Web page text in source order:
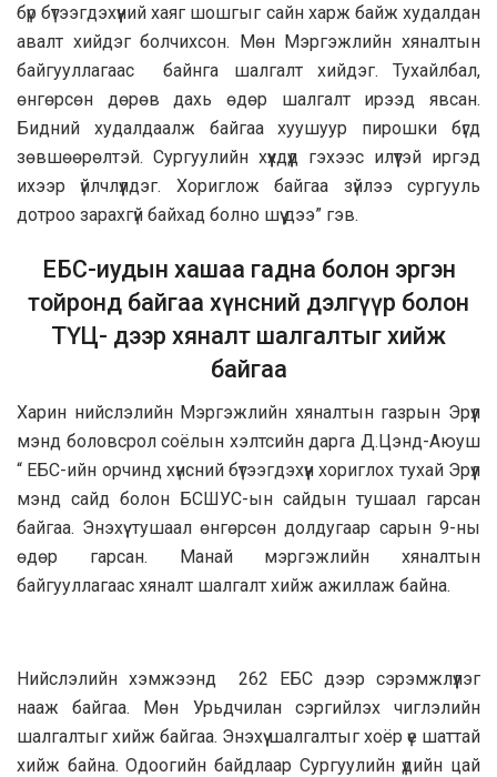
бүр бүтээгдэхүүний хаяг шошгыг сайн харж байж худалдан
авалт хийдэг болчихсон. Мөн Мэргэжлийн хяналтын
байгууллагаас байнга шалгалт хийдэг. Тухайлбал,
өнгөрсөн дөрөв дахь өдөр шалгалт ирээд явсан.
Бидний худалдаалж байгаа хуушуур пирошки бүгд
зөвшөөрөлтэй. Сургуулийн хүүхдүүд гэхээс илүүтэй иргэд
ихээр үйлчлүүлдэг. Хориглож байгаа зүйлээ сургууль
дотроо зарахгүй байхад болно шүү дээ” гэв.
ЕБС-иудын хашаа гадна болон эргэн
тойронд байгаа хүнсний дэлгүүр болон
ТҮЦ- дээр хяналт шалгалтыг хийж
байгаа
Харин нийслэлийн Мэргэжлийн хяналтын газрын Эрүүл
мэнд боловсрол соёлын хэлтсийн дарга Д.Цэнд-Аюуш
“ ЕБС-ийн орчинд хүнсний бүтээгдэхүүн хориглох тухай Эрүүл
мэнд сайд болон БСШУС-ын сайдын тушаал гарсан
байгаа. Энэхүү тушаал өнгөрсөн долдугаар сарын 9-ны
өдөр гарсан. Манай мэргэжлийн хяналтын
байгууллагаас хяналт шалгалт хийж ажиллаж байна.
Нийслэлийн хэмжээнд 262 ЕБС дээр сэрэмжлүүлэг
нааж байгаа. Мөн Урьдчилан сэргийлэх чиглэлийн
шалгалтыг хийж байгаа. Энэхүү шалгалтыг хоёр үе шаттай
хийж байна. Одоогийн байдлаар Сургуулийн үдийн цай